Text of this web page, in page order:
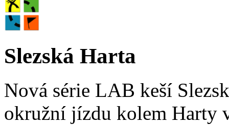
Slezská Harta
Nová série LAB keší
okružní jízdu kolem Harty